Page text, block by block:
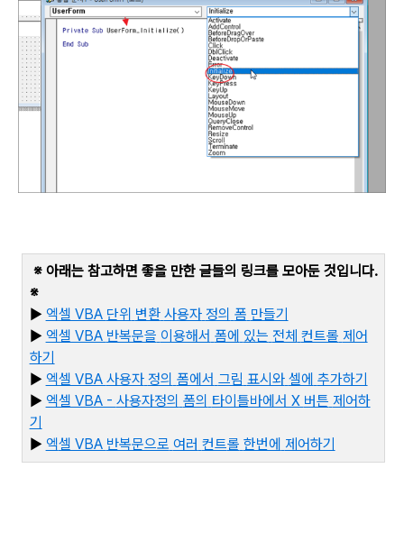
※ 아래는 참고하면 좋을 만한 글들의 링크를 모아둔 것입니다.
※
▶ 엑셀 VBA 단위 변환 사용자 정의 폼 만들기
▶ 엑셀 VBA 반복문을 이용해서 폼에 있는 전체 컨트롤 제어
하기
▶ 엑셀 VBA 사용자 정의 폼에서 그림 표시와 셀에 추가하기
▶ 엑셀 VBA - 사용자정의 폼의 타이틀바에서 X 버튼 제어하
기
▶ 엑셀 VBA 반복문으로 여러 컨트롤 한번에 제어하기